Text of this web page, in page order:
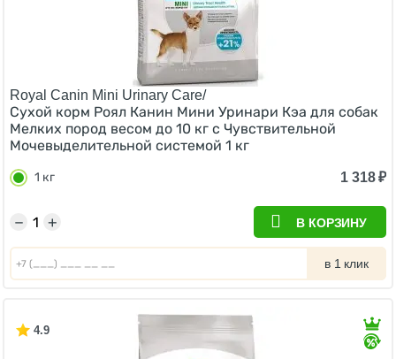
Royal Canin Mini Urinary Care/
Сухой корм Роял Канин Мини Уринари Кэа для собак
Мелких пород весом до 10 кг с Чувствительной
Мочевыделительной системой 1 кг
1 кг 1 318₽
+
− В КОРЗИНУ
в 1 клик
4.9